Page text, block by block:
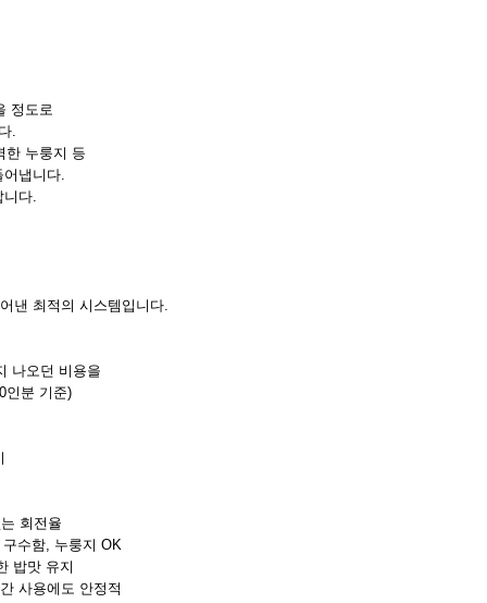
정도로
.
한 누룽지 등
냅니다.
니다.
낸 최적의 시스템입니다.
나오던 비용을
인분 기준)
회전율
수함, 누룽지 OK
밥맛 유지
사용에도 안정적